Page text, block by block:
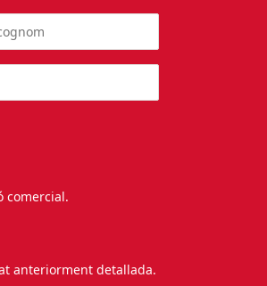
comercial.
anteriorment detallada.